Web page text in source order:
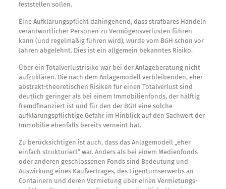
feststellen sollen.
Eine Aufklärungspflicht dahingehend, dass strafbares Handeln
verantwortlicher Personen zu Vermögensverlusten führen
kann (und regelmäßig führen wird), wurde vom BGH schon vor
Jahren abgelehnt. Dies ist ein allgemein bekanntes Risiko.
Über ein Totalverlustrisiko war bei der Anlageberatung nicht
aufzuklären. Die nach dem Anlagemodell verbleibenden, eher
abstrakt-theoretischen Risiken für einen Totalverlust sind
deutlich geringer als bei einem Immobilienfonds, der hälftig
fremdfinanziert ist und für den der BGH eine solche
aufklärungspflichtige Gefahr im Hinblick auf den Sachwert der
Immobilie ebenfalls bereits verneint hat.
Zu berücksichtigen ist auch, dass das Anlagemodell „eher
einfach strukturiert“ war. Anders als bei einem Medienfonds
oder anderen geschlossenen Fonds sind Bedeutung und
Auswirkung eines Kaufvertrages, des Eigentumserwerbs an
Containern und deren Vermietung über einen Vermietungs-